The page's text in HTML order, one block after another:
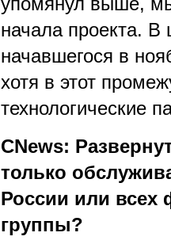
начала проекта.
начавшегося в
хотя в этот
технологические
СNews:
только
России или всех
группы?